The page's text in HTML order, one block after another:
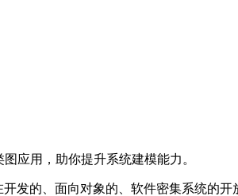
应用，助你提升系统建模能力。
发的、面向对象的、软件密集系统的